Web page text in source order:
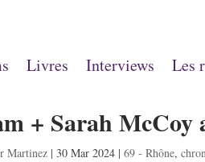
Livres Interviews Les
+ Sarah
Martinez | 30 Mar 2024 | 69 - Rhône,